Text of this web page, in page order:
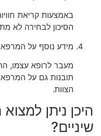
באמצעות קריאת
הסיכון לבחירה לא
מידע נוסף על
מעבר לרופא עצמו,
תובנות גם על
הצוות.
היכן ניתן
שיניים?